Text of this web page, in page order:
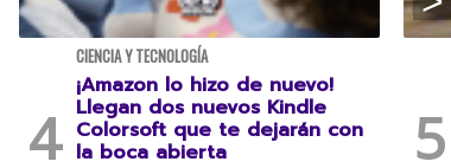
CIENCIA Y TECNOLOGÍA
¡Amazon lo hizo de nuevo!
Llegan dos nuevos Kindle
Colorsoft que te dejarán con
la boca abierta